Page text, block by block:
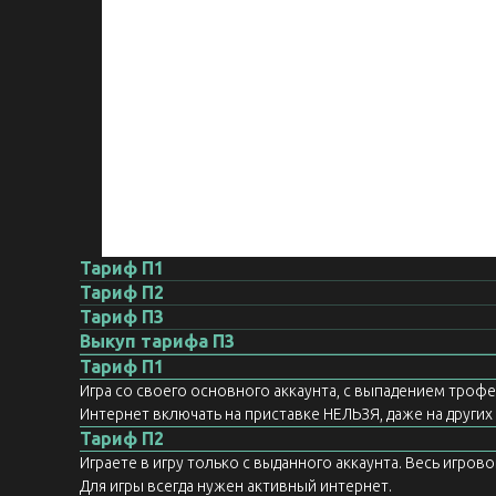
Тариф П1
Тариф П2
Тариф П3
Выкуп тарифа П3
Тариф П1
Игра со своего основного аккаунта, с выпадением
Интернет включать на приставке НЕЛЬЗЯ, даже на
Тариф П2
Играете в игру только с выданного аккаунта. Весь
Для игры всегда нужен активный интернет.